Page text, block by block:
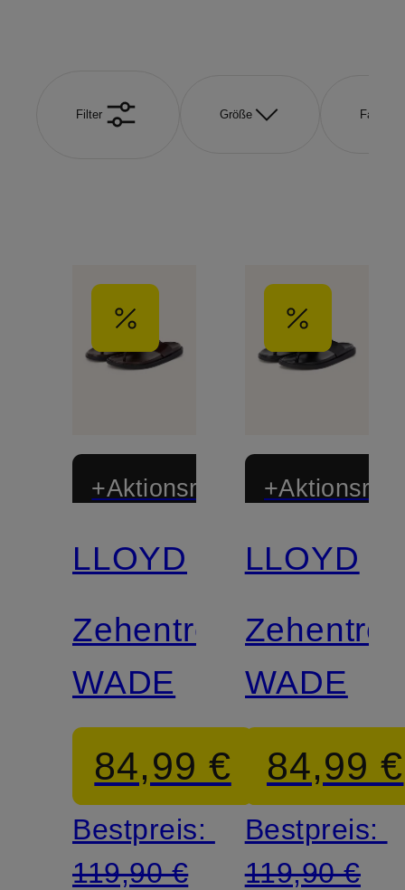
Filter Größe Farbe
+Aktionsrabatt
LLOYD
Zehentrenner
WADE
84,99 €
Bestpreis:
119,90 €
LLOYD
WADE
84,99 €
Bestpreis:
119,90 €